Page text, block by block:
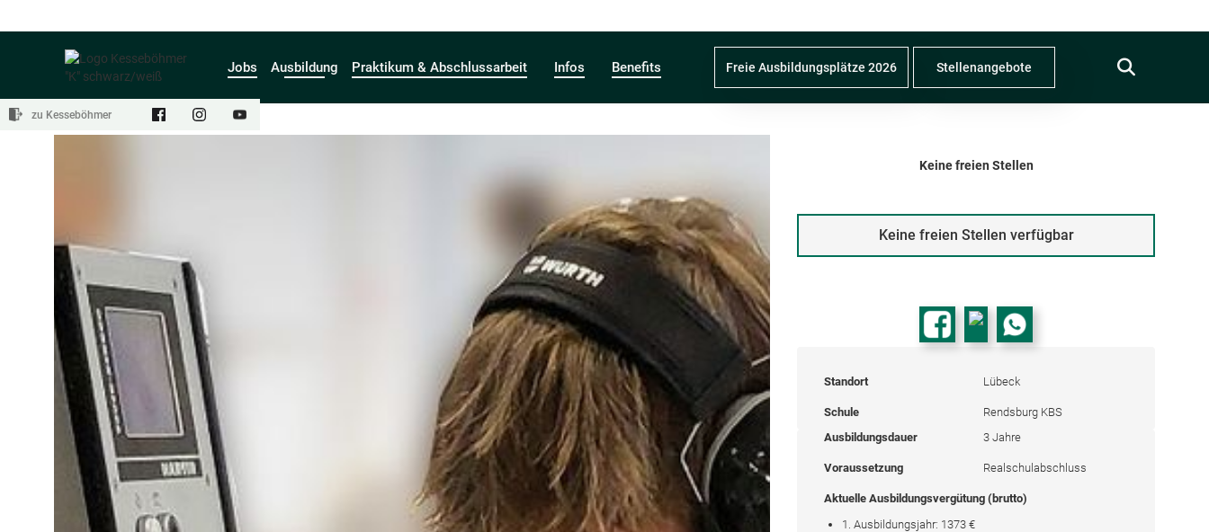
zu Kesseböhmer
Jobs Ausbildung Praktikum & Abschlussarbeit Infos Benefits Freie Ausbildungsplätze 2026 Stellenangebote 
Keine freien Stellen
Keine freien Stellen verfügbar
Standort Lübeck
Schule
Rendsburg KBS
Ausbildungsdauer
3 Jahre
Voraussetzung Realschulabschluss
Aktuelle Ausbildungsvergütung (brutto)
1. Ausbildungsjahr: 1373 €